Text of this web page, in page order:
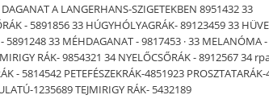
A LANGERHANS-SZIGETEKBEN 8951432 33
- 5891856 33 HÚGYHÓLYAGRÁK- 89123459 33
5891248 33 MÉHDAGANAT - 9817453 · 33 MELANÓMA
RÁK- 9854321 34 NYELŐCSŐRÁK - 8912567 34
- 5814542 PETEFÉSZEKRÁK-4851923
1235689 TEJMIRIGY RÁK- 5432189